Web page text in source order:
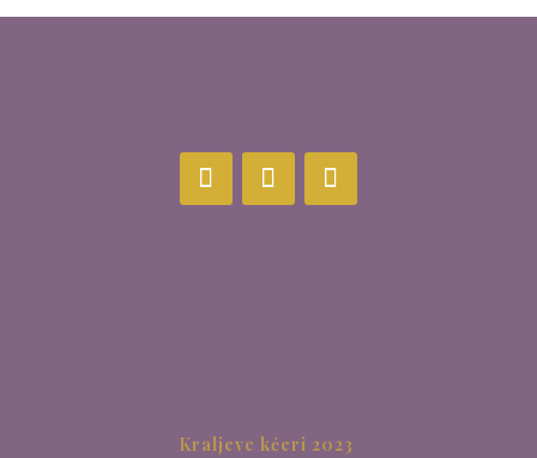
Kraljeve kćeri 2023